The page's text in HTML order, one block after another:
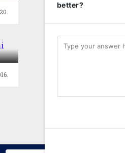
better?